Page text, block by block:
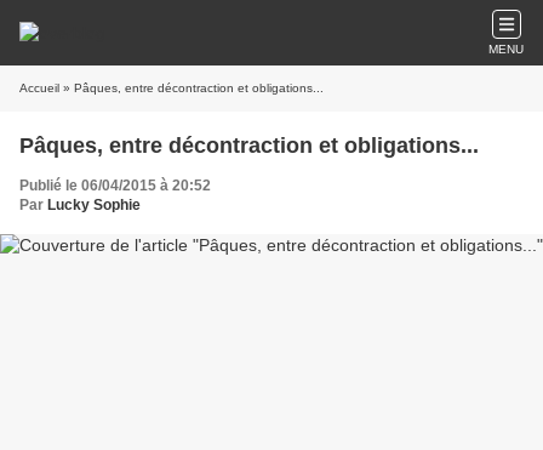
MENU
Accueil » Pâques, entre décontraction et obligations...
Pâques, entre décontraction et obligations...
Publié le 06/04/2015 à 20:52
Par Lucky Sophie